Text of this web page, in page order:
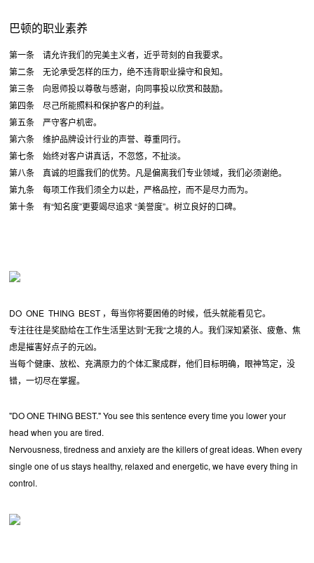
巴顿的职业素养
第一条 请允许我们的完美主义者，近乎苛刻的自我要求。
第二条 无论承受怎样的压力，绝不违背职业操守和良知。
第三条 向恩师投以尊敬与感谢，向同事投以欣赏和鼓励。
第四条 尽己所能照料和保护客户的利益。
第五条 严守客户机密。
第六条 维护品牌设计行业的声誉、尊重同行。
第七条 始终对客户讲真话，不忽悠，不扯淡。
第八条 真诚的坦露我们的优势。凡是偏离我们专业领域，我们必须谢绝。
第九条 每项工作我们须全力以赴，严格品控，而不是尽力而为。
第十条 有“知名度”更要竭尽追求 “美誉度”。树立良好的口碑。
DO ONE THING BEST ，每当你将要困倦的时候，低头就能看见它。
专注往往是奖励给在工作生活里达到“无我“之境的人。我们深知紧张、疲惫、焦
虑是摧害好点子的元凶。
当每个健康、放松、充满原力的个体汇聚成群，他们目标明确，眼神笃定，没
错，一切尽在掌握。
"DO ONE THING BEST." You see this sentence every time you lower your
head when you are tired.
Nervousness, tiredness and anxiety are the killers of great ideas. When every
single one of us stays healthy, relaxed and energetic, we have every thing in
control.